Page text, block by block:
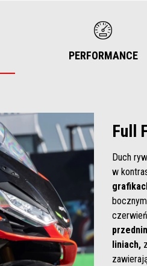
PERFORMANCE
Full
Duch
w
liniach,